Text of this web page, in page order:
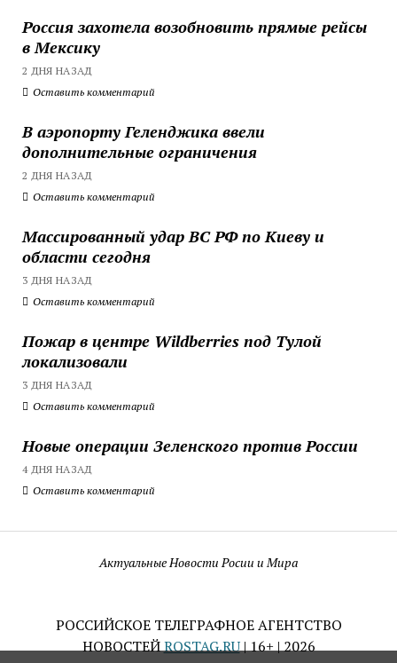
Россия захотела возобновить прямые рейсы
в Мексику
2 ДНЯ НАЗАД
Оставить комментарий
В аэропорту Геленджика ввели
дополнительные ограничения
2 ДНЯ НАЗАД
Оставить комментарий
Массированный удар ВС РФ по Киеву и
области сегодня
3 ДНЯ НАЗАД
Оставить комментарий
Пожар в центре Wildberries под Тулой
локализовали
3 ДНЯ НАЗАД
Оставить комментарий
Новые операции Зеленского против России
4 ДНЯ НАЗАД
Оставить комментарий
Актуальные Новости Росии и Мира
РОССИЙСКОЕ ТЕЛЕГРАФНОЕ АГЕНТСТВО
НОВОСТЕЙROSTAG.RU| 16+ | 2026